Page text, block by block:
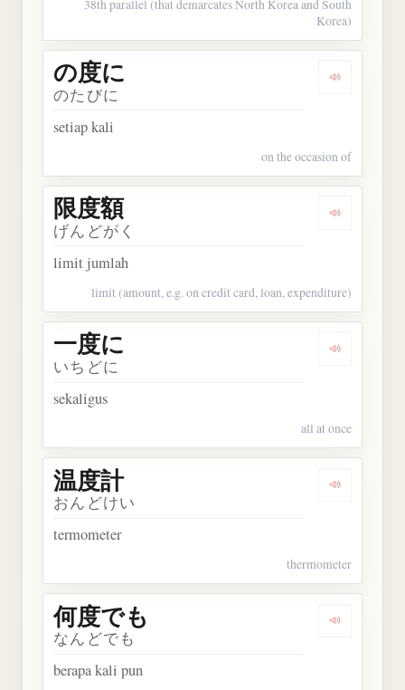
38th parallel (that demarcates North Korea and South
Korea)
Dengarkan
の度に
のたびに
setiap kali
on the occasion of
Dengarkan
限度額
げんどがく
limit jumlah
limit (amount, e.g. on credit card, loan, expenditure)
Dengarkan
一度に
いちどに
sekaligus
all at once
Dengarkan
温度計
おんどけい
termometer
thermometer
Dengarkan
何度でも
なんどでも
berapa kali pun